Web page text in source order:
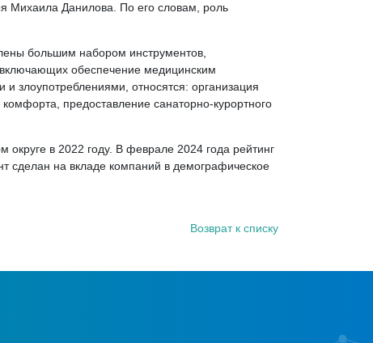
Михаила Данилова. По его словам, роль
большим набором инструментов,
обеспечение медицинским
злоупотреблениями, относятся: организация
предоставление санаторно-курортного
в 2022 году. В феврале 2024 года рейтинг
сделан на вкладе компаний в демографическое
Возврат к списку